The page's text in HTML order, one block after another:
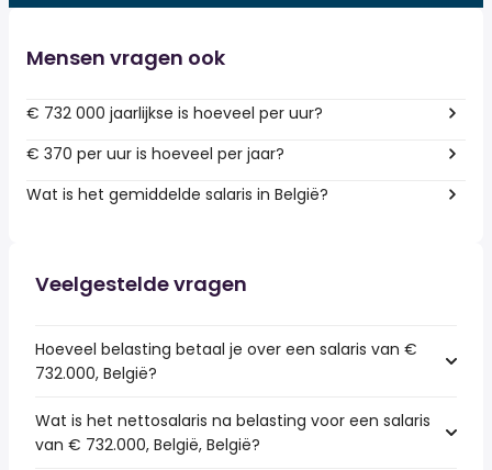
Mensen vragen ook
€ 732 000 jaarlijkse is hoeveel per uur?
€ 370 per uur is hoeveel per jaar?
Wat is het gemiddelde salaris in België?
Veelgestelde vragen
Hoeveel belasting betaal je over een salaris van €
732.000, België?
Wat is het nettosalaris na belasting voor een salaris
van € 732.000, België, België?